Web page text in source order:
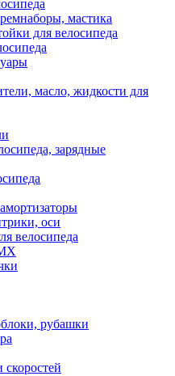
мастика
для велосипеда
масло, жидкости для
зарядные
оси
велосипеда
рубашки